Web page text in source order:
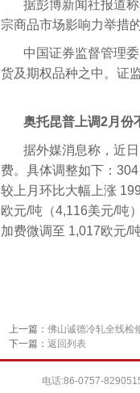
据彭博新闻社报道
宗商品市场影响力举措
中国证券监督管理
货及期权品种之中。证
奥托昆普上调2月份
据外媒消息称，近
费。具体调整如下：
较上月环比大幅上涨
欧元/吨（4,116美元/吨
加费微调至 1,017欧元/
上一篇： 佛山诚德冷轧全线检
下一篇： 返回列表
电话:86-0757-